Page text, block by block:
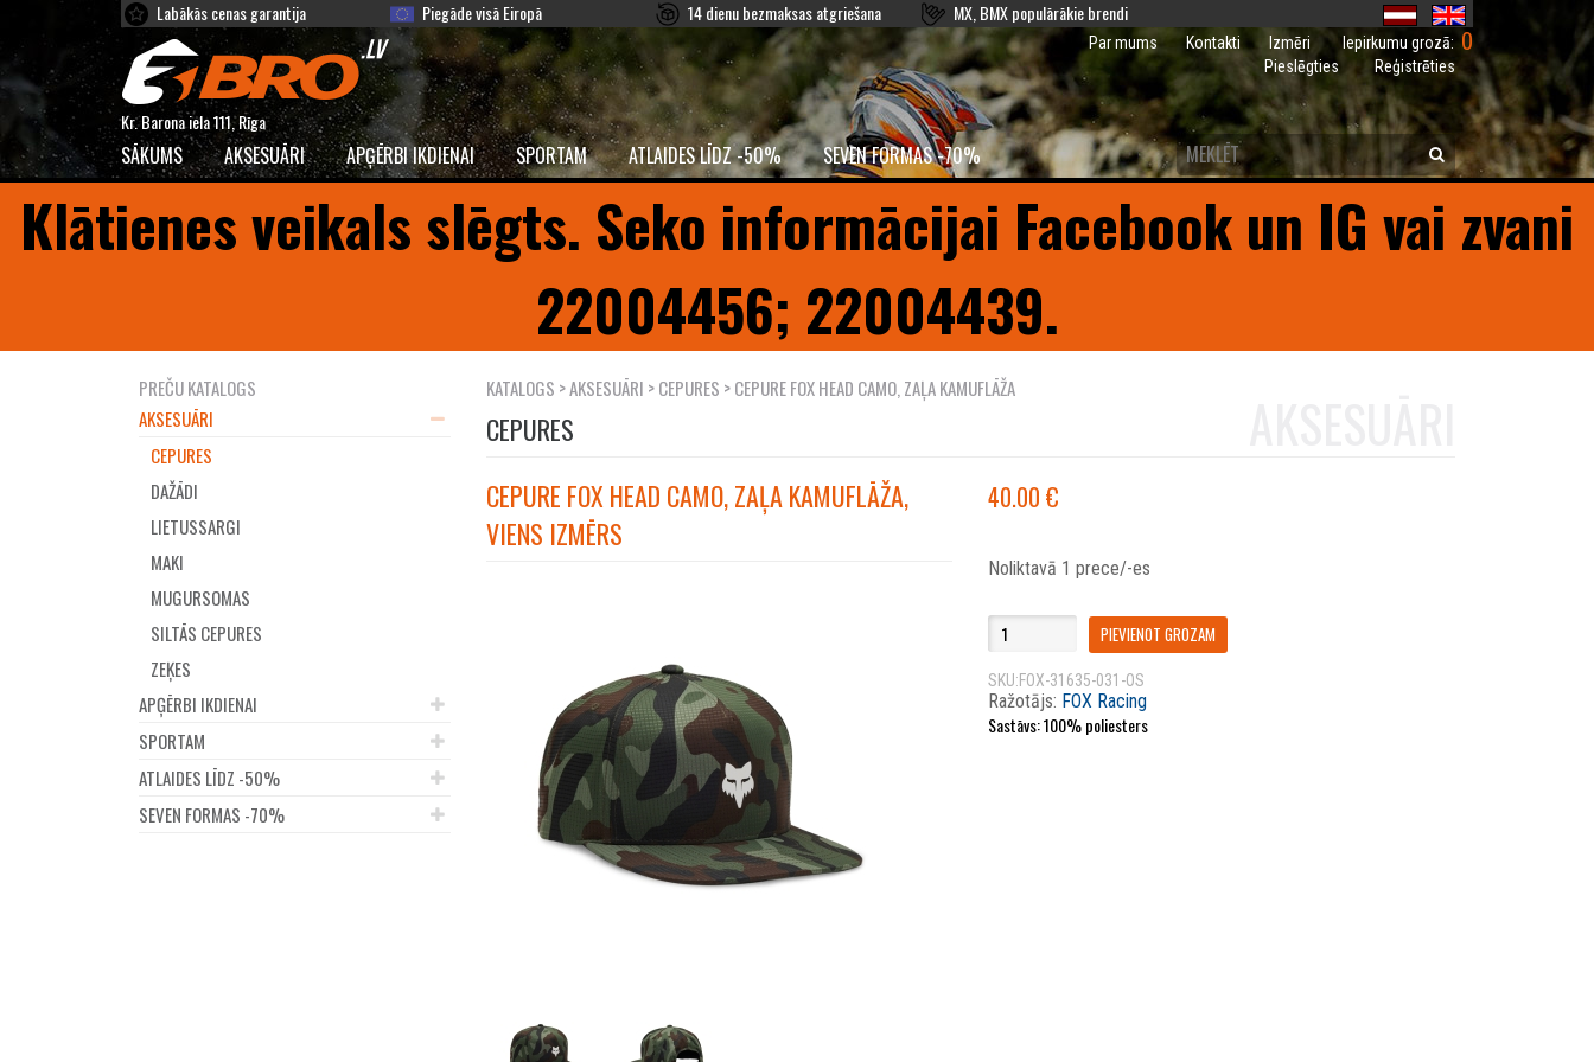
Labākās cenas garantija Piegāde visā Eiropā 14 dienu bezmaksas atgriešana MX, BMX populārākie brendi
Kr. Barona iela 111, Rīga
Iepirkumu grozā: 0
Par mums Kontakti
Izmēri
Pieslēgties
Reģistrēties
SĀKUMS AKSESUĀRI APĢĒRBI IKDIENAI SPORTAM ATLAIDES LĪDZ -50% SEVEN FORMAS -70%
Klātienes veikals slēgts. Seko informācijai Facebook un IG vai zvani
22004456; 22004439.
PREČU KATALOGS
AKSESUĀRI
CEPURES
DAŽĀDI
LIETUSSARGI
MAKI
MUGURSOMAS
SILTĀS CEPURES
ZEĶES
APĢĒRBI IKDIENAI
SPORTAM
ATLAIDES LĪDZ -50%
SEVEN FORMAS -70%
KATALOGS >AKSESUĀRI >CEPURES > CEPURE FOX HEAD CAMO, ZAĻA KAMUFLĀŽA
CEPURES
CEPURE FOX HEAD CAMO, ZAĻA KAMUFLĀŽA,
VIENS IZMĒRS
40.00
Noliktavā 1 prece/-es
PIEVIENOT GROZAM
SKU:FOX-31635-031-OS
Ražotājs: FOX Racing
Sastāvs: 100% poliesters